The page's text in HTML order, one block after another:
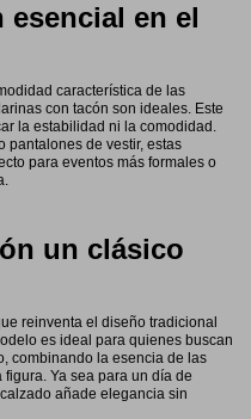
esencial en el
característica de las
con tacón son ideales. Este
la estabilidad ni la comodidad.
pantalones de vestir, estas
para eventos más formales o
un clásico
reinventa el diseño tradicional
es ideal para quienes buscan
combinando la esencia de las
Ya sea para un día de
añade elegancia sin